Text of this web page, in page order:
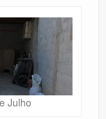
Julho